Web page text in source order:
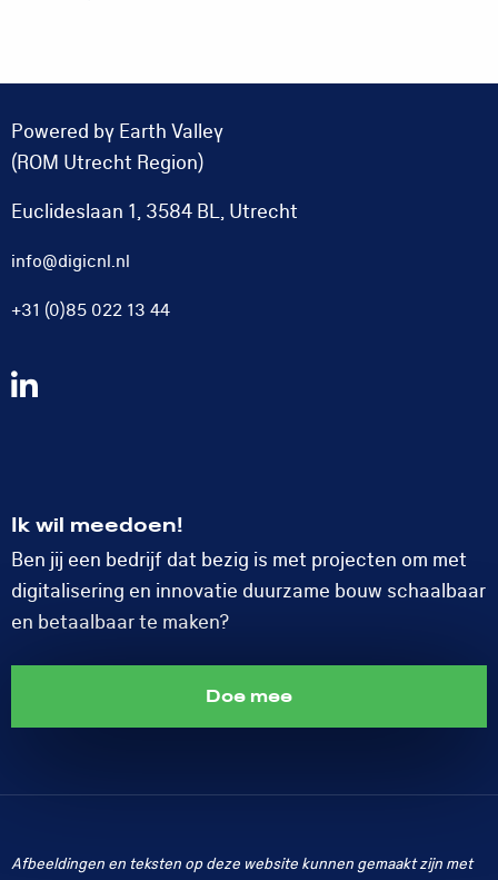
Powered by Earth Valley
(ROM Utrecht Region)
Euclideslaan 1, 3584 BL, Utrecht
info@digicnl.nl
+31 (0)85 022 13 44
Volg
Ik wil meedoen!
Ben jij een bedrijf dat bezig is met projecten om met
digitalisering en innovatie duurzame bouw schaalbaar
en betaalbaar te maken?
Doe mee
Afbeeldingen en teksten op deze website kunnen gemaakt zijn met